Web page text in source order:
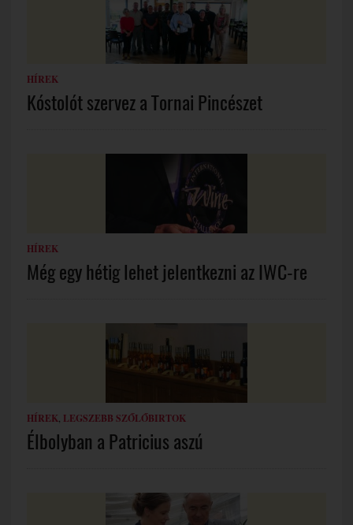
HÍREK
Kóstolót szervez a Tornai Pincészet
HÍREK
Még egy hétig lehet jelentkezni az IWC-re
HÍREK, LEGSZEBB SZŐLŐBIRTOK
Élbolyban a Patricius aszú